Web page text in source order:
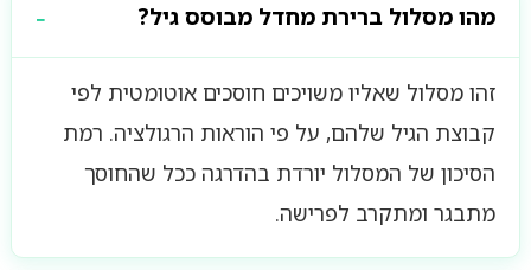
מהו מסלול ברירת מחדל מבוסס גיל?
זהו מסלול שאליו משויכים חוסכים אוטומטית לפי
קבוצת הגיל שלהם, על פי הוראות הרגולציה. רמת
הסיכון של המסלול יורדת בהדרגה ככל שהחוסך
מתבגר ומתקרב לפרישה.